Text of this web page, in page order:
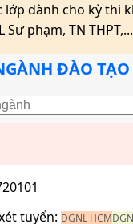
lớp dành cho kỳ thi
Sư phạm, TN
ĐÀO TẠO
tuyển: ĐGNL HCM